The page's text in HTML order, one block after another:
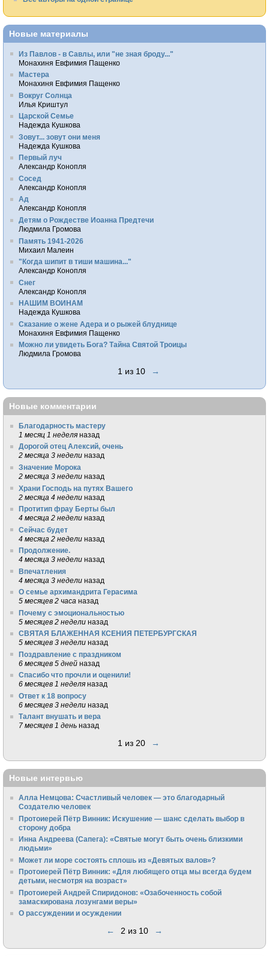
Новые материалы
Из Павлов - в Савлы, или "не зная броду..."
Монахиня Евфимия Пащенко
Мастера
Монахиня Евфимия Пащенко
Вокруг Солнца
Илья Криштул
Царской Семье
Надежда Кушкова
Зовут... зовут они меня
Надежда Кушкова
Первый луч
Александр Конопля
Сосед
Александр Конопля
Ад
Александр Конопля
Детям о Рождестве Иоанна Предтечи
Людмила Громова
Память 1941-2026
Михаил Малеин
"Когда шипит в тиши машина..."
Александр Конопля
Снег
Александр Конопля
НАШИМ ВОИНАМ
Надежда Кушкова
Сказание о жене Адера и о рыжей блуднице
Монахиня Евфимия Пащенко
Можно ли увидеть Бога? Тайна Святой Троицы
Людмила Громова
1 из 10 →
Новые комментарии
Благодарность мастеру
1 месяц 1 неделя назад
Дорогой отец Алексий, очень
2 месяца 3 недели назад
Значение Морока
2 месяца 3 недели назад
Храни Господь на путях Вашего
2 месяца 4 недели назад
Протитип фрау Берты был
4 месяца 2 недели назад
Сейчас будет
4 месяца 2 недели назад
Продолжение.
4 месяца 3 недели назад
Впечатления
4 месяца 3 недели назад
О семье архимандрита Герасима
5 месяцев 2 часа назад
Почему с эмоциональностью
5 месяцев 2 недели назад
СВЯТАЯ БЛАЖЕННАЯ КСЕНИЯ ПЕТЕРБУРГСКАЯ
5 месяцев 3 недели назад
Поздравление с праздником
6 месяцев 5 дней назад
Спасибо что прочли и оценили!
6 месяцев 1 неделя назад
Ответ к 18 вопросу
6 месяцев 3 недели назад
Талант внушать и вера
7 месяцев 1 день назад
1 из 20 →
Новые интервью
Алла Немцова: Счастливый человек — это благодарный
Создателю человек
Протоиерей Пётр Винник: Искушение — шанс сделать выбор в
сторону добра
Инна Андреева (Сапега): «Святые могут быть очень близкими
людьми»
Может ли море состоять сплошь из «Девятых валов»?
Протоиерей Пётр Винник: «Для любящего отца мы всегда будем
детьми, несмотря на возраст»
Протоиерей Андрей Спиридонов: «Озабоченность собой
замаскирована лозунгами веры»
О рассуждении и осуждении
← 2 из 10 →